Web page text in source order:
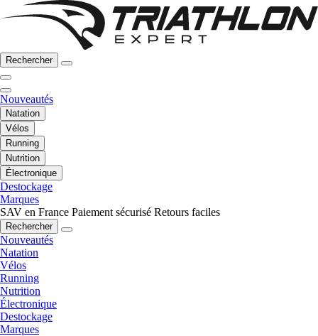
Rechercher
Nouveautés
Natation
Vélos
Running
Nutrition
Électronique
Destockage
Marques
SAV en France Paiement sécurisé Retours faciles
Rechercher
Nouveautés
Natation
Vélos
Running
Nutrition
Électronique
Destockage
Marques